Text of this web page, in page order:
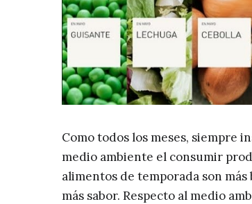
Como todos los meses, siempre
medio ambiente el consumir
alimentos de temporada son
más sabor. Respecto al medio